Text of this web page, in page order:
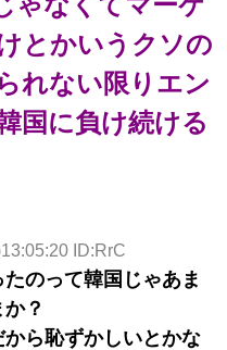
とかいうクソの
れない限りエン
国に負け続ける
ID:RrC
のって韓国じゃあま
？
ら恥ずかしいとかな